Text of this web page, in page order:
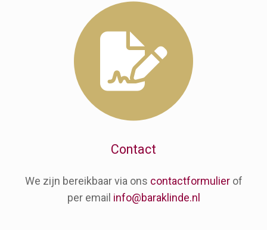
Contact
We zijn bereikbaar via ons contactformulierof
per email info@baraklinde.nl